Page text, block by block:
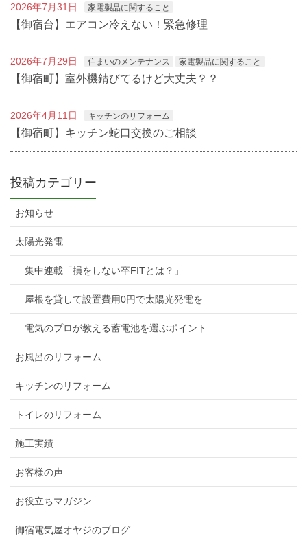
2026年7月31日 家電製品に関すること
【御宿台】エアコン冷えない！緊急修理
2026年7月29日 住まいのメンテナンス 家電製品に関すること
【御宿町】室外機錆びてるけど大丈夫？？
2026年4月11日 キッチンのリフォーム
【御宿町】キッチン蛇口交換のご相談
投稿カテゴリー
お知らせ
太陽光発電
集中連載「損をしない卒FITとは？」
屋根を貸して設置費用0円で太陽光発電を
電気のプロが教える蓄電池を選ぶポイント
お風呂のリフォーム
キッチンのリフォーム
トイレのリフォーム
施工実績
お客様の声
お役立ちマガジン
御宿電気屋オヤジのブログ